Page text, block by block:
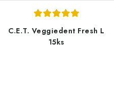
C.E.T. Veggiedent Fresh L
15ks